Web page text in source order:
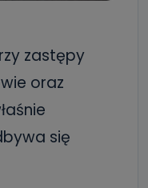
zastępy
oraz
się